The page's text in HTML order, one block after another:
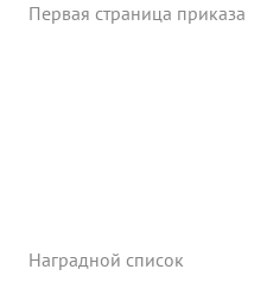
офицеров противника
Первая страница приказа
Наградной список